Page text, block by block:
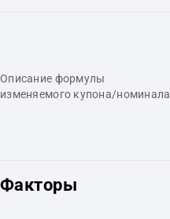
Описание формулы
изменяемого купона/номинала
Факторы